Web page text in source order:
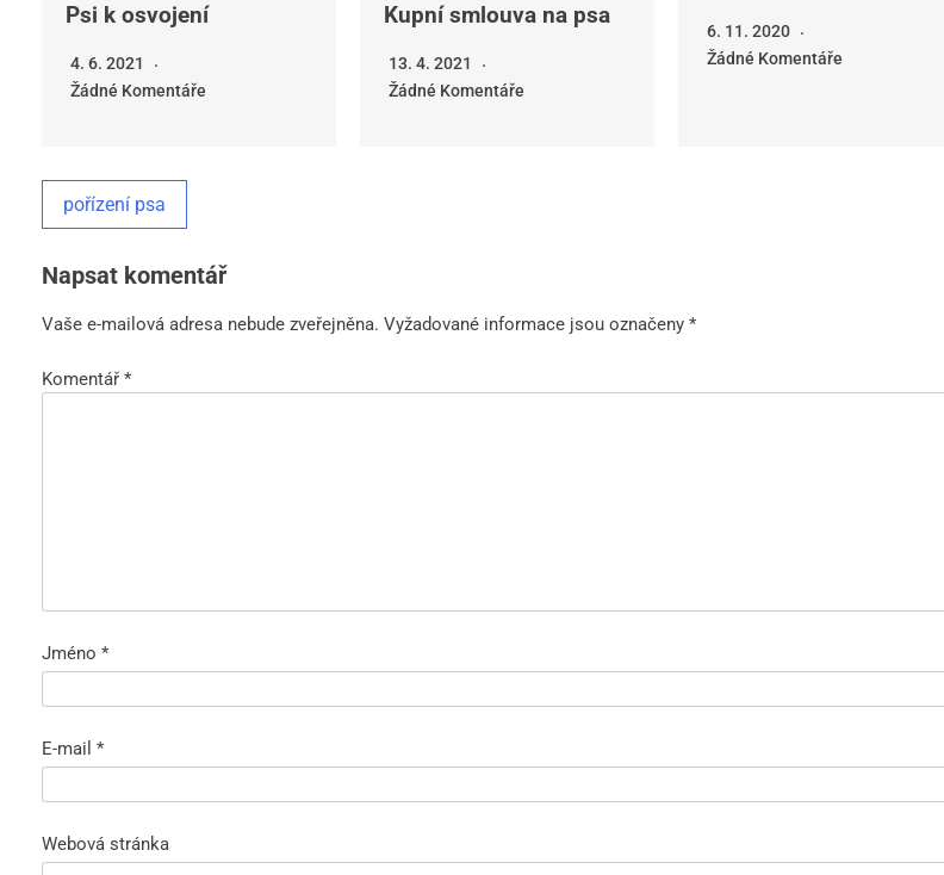
Psi k osvojení
4. 6. 2021
Žádné Komentáře
Kupní smlouva na psa
13. 4. 2021
Žádné Komentáře
6. 11. 2020
Žádné Komentáře
pořízení psa
Napsat komentář
Vaše e-mailová adresa nebude zveřejněna. Vyžadované informace jsou označeny *
Komentář *
Jméno *
E-mail *
Webová stránka